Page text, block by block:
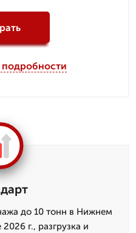
подробности
до 10 тонн в Нижнем
г., разгрузка и